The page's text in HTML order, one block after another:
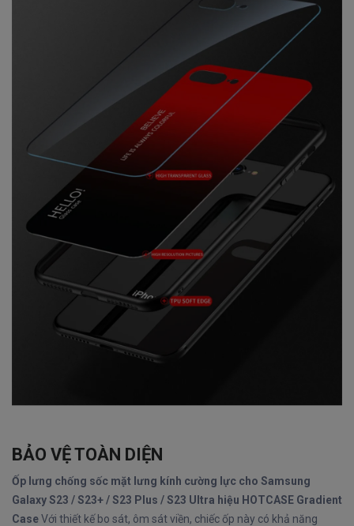
BẢO VỆ TOÀN DIỆN
Ốp lưng chống sốc mặt lưng kính cường lực cho Samsung
Galaxy S23 / S23+ / S23 Plus / S23 Ultra hiệu HOTCASE Gradient
CaseVới thiết kế bo sát, ôm sát viền, chiếc ốp này có khả năng